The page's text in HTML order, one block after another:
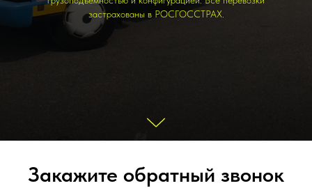
застрахованы в РОСГОССТРАХ.
Закажите обратный звонок